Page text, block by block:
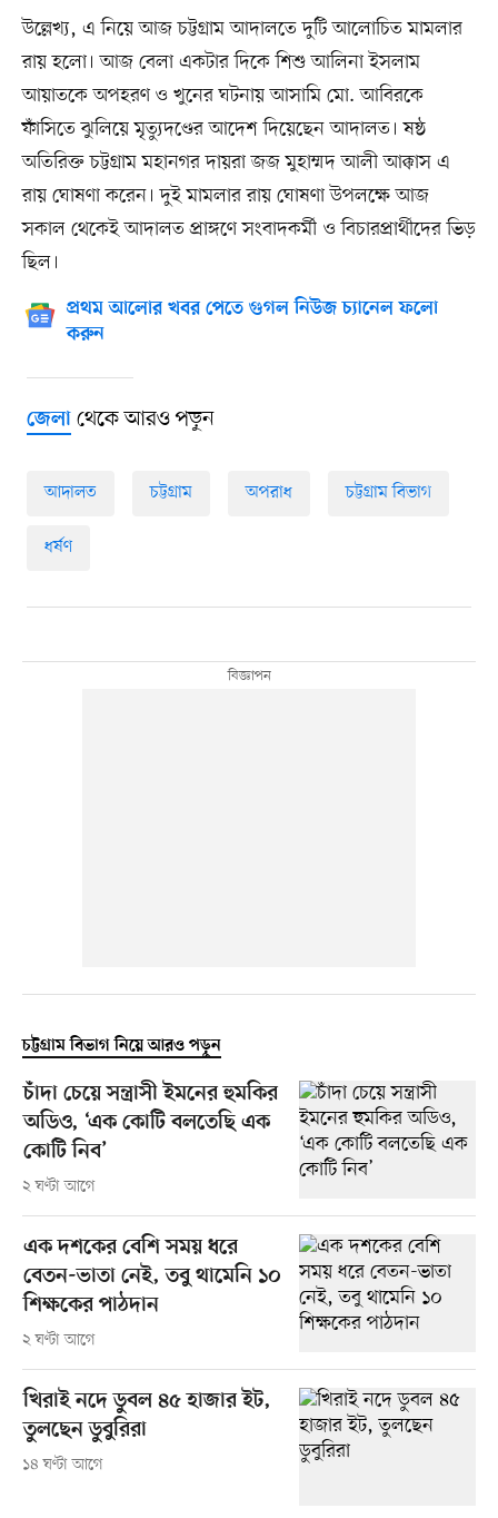
উল্লেখ্য, এ নিয়ে আজ চট্টগ্রাম আদালতে দুটি আলোচিত মামলার
রায় হলো। আজ বেলা একটার দিকে শিশু আলিনা ইসলাম
আয়াতকে অপহরণ ও খুনের ঘটনায় আসামি মো. আবিরকে
ফাঁসিতে ঝুলিয়ে মৃত্যুদণ্ডের আদেশ দিয়েছেন আদালত। ষষ্ঠ
অতিরিক্ত চট্টগ্রাম মহানগর দায়রা জজ মুহাম্মদ আলী আক্কাস এ
রায় ঘোষণা করেন। দুই মামলার রায় ঘোষণা উপলক্ষে আজ
সকাল থেকেই আদালত প্রাঙ্গণে সংবাদকর্মী ও বিচারপ্রার্থীদের ভিড়
ছিল।
প্রথম আলোর খবর পেতে গুগল নিউজ চ্যানেল ফলো
করুন
জেলাথেকে আরও পড়ুন
আদালত চট্টগ্রাম অপরাধ চট্টগ্রাম বিভাগ
ধর্ষণ
চট্টগ্রাম বিভাগ নিয়ে আরও পড়ুন
চাঁদা চেয়ে সন্ত্রাসী ইমনের হুমকির
অডিও, ‘এক কোটি বলতেছি এক
কোটি নিব’
২ ঘণ্টা আগে
এক দশকের বেশি সময় ধরে
বেতন-ভাতা নেই, তবু থামেনি ১০
শিক্ষকের পাঠদান
২ ঘণ্টা আগে
খিরাই নদে ডুবল ৪৫ হাজার ইট,
তুলছেন ডুবুরিরা
১৪ ঘণ্টা আগে